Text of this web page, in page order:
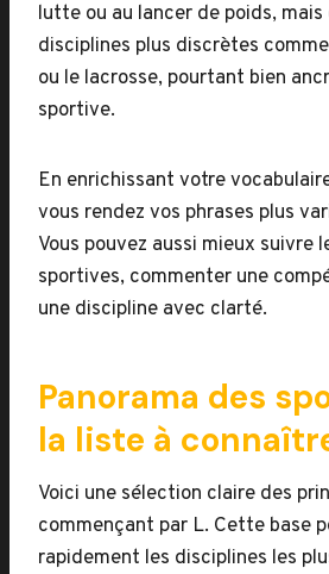
lutte ou au lancer de poids, mais
disciplines plus discrètes
ou le lacrosse, pourtant bien
sportive.
En enrichissant votre
vous rendez vos phrases plus
Vous pouvez aussi mieux suivre
sportives, commenter une
une discipline avec clarté.
Panorama des
la liste à
Voici une sélection claire des
commençant par L. Cette base
rapidement les disciplines les